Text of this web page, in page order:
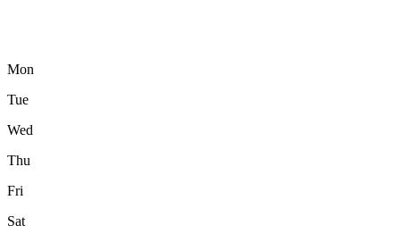
Mon
Tue
Wed
Thu
Fri
Sat